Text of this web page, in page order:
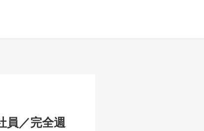
員／完全週